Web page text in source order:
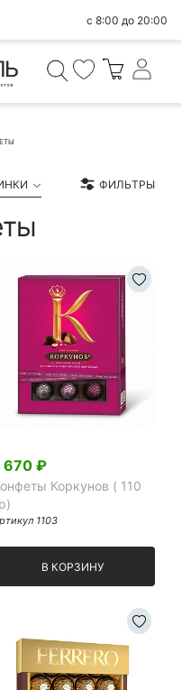
с 8:00 до 20:00
ФИЛЬТРЫ
670 ₽
Коркунов ( 110
1103
В КОРЗИНУ
ФЛАВЭЛЬ. Мы не
их в безопасности